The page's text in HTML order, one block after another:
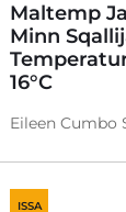
Maltemp
Minn
16°C
Eileen Cumbo
ISSA